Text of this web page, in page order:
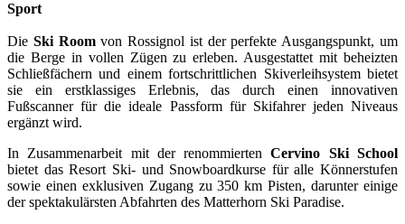
Sport
Die Ski Roomvon Rossignol ist der perfekte Ausgangspunkt, um
die Berge in vollen Zügen zu erleben. Ausgestattet mit beheizten
Schließfächern und einem fortschrittlichen Skiverleihsystem bietet
sie ein erstklassiges Erlebnis, das durch einen innovativen
Fußscanner für die ideale Passform für Skifahrer jeden Niveaus
ergänzt wird.
In Zusammenarbeit mit der renommiertenCervino Ski School
bietet das Resort Ski- und Snowboardkurse für alle Könnerstufen
sowie einen exklusiven Zugang zu 350 km Pisten, darunter einige
der spektakulärsten Abfahrten des Matterhorn Ski Paradise.